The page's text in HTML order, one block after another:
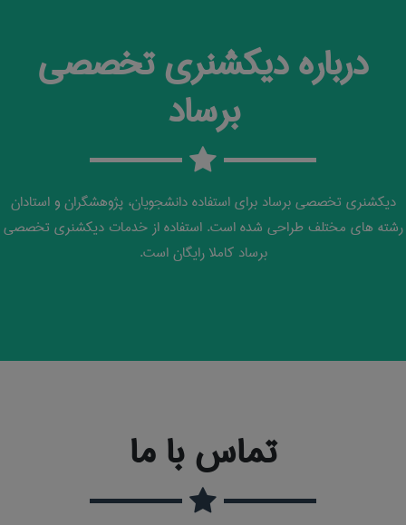
درباره دیکشنری تخصصی
برساد
دیکشنری تخصصی برساد برای استفاده دانشجویان، پژوهشگران و استادان
رشته های مختلف طراحی شده است. استفاده از خدمات دیکشنری تخصصی
برساد کاملا رایگان است.
تماس با ما